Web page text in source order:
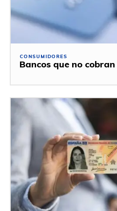
CONSUMIDORES
Bancos que no